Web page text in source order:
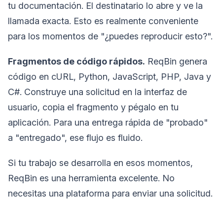
tu documentación. El destinatario lo abre y ve la
llamada exacta. Esto es realmente conveniente
para los momentos de "¿puedes reproducir esto?".
Fragmentos de código rápidos. ReqBin genera
código en cURL, Python, JavaScript, PHP, Java y
C#. Construye una solicitud en la interfaz de
usuario, copia el fragmento y pégalo en tu
aplicación. Para una entrega rápida de "probado"
a "entregado", ese flujo es fluido.
Si tu trabajo se desarrolla en esos momentos,
ReqBin es una herramienta excelente. No
necesitas una plataforma para enviar una solicitud.